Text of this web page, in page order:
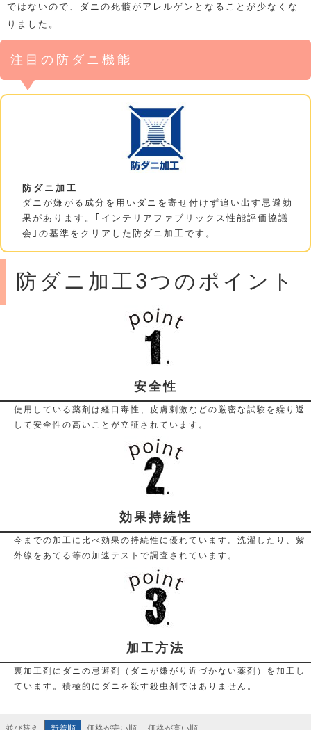
ではないので、ダニの死骸がアレルゲンとなることが少なくな
りました。
注目の防ダニ機能
防ダニ加工
ダニが嫌がる成分を用いダニを寄せ付けず追い出す忌避効
果があります。｢インテリアファブリックス性能評価協議
会｣の基準をクリアした防ダニ加工です。
防ダニ加工3つのポイント
安全性
使用している薬剤は経口毒性、皮膚刺激などの厳密な試験を繰り返
して安全性の高いことが立証されています。
効果持続性
今までの加工に比べ効果の持続性に優れています。洗濯したり、紫
外線をあてる等の加速テストで調査されています。
加工方法
裏加工剤にダニの忌避剤（ダニが嫌がり近づかない薬剤）を加工し
ています。積極的にダニを殺す殺虫剤ではありません。